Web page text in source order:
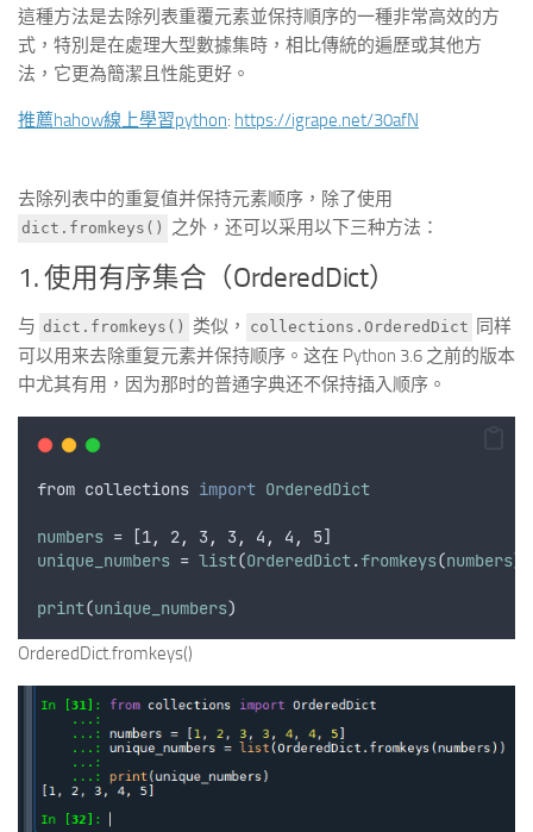
這種方法是去除列表重覆元素並保持順序的一種非常高效的方
式，特別是在處理大型數據集時，相比傳統的遍歷或其他方
法，它更為簡潔且性能更好。
推薦hahow線上學習python: https://igrape.net/30afN
去除列表中的重复值并保持元素顺序，除了使用
dict.fromkeys() 之外，还可以采用以下三种方法：
1. 使用有序集合（OrderedDict）
与 dict.fromkeys() 类似， collections.OrderedDict 同样
可以用来去除重复元素并保持顺序。这在 Python 3.6 之前的版本
中尤其有用，因为那时的普通字典还不保持插入顺序。
from collections import OrderedDict
numbers = [1, 2, 3 , 3 , 4 , 4 ,
5]
unique_numbers = list(OrderedDict.fromkeys(numbers))
print(unique_numbers)
OrderedDict.fromkeys()